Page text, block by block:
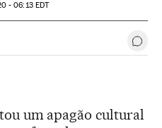
- 06:13EDT
Sociales
um apagão cultural